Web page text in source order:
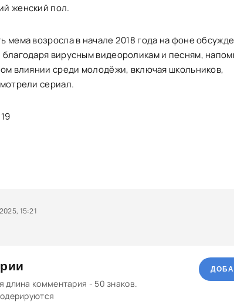
женский пол.
мема возросла в начале 2018 года на фоне
вирусным видеороликам и песням,
влиянии среди молодёжи, включая школьников,
сериал.
15:21
длина комментария - 50 знаков.